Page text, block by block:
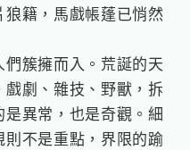
籍，馬戲帳蓬已悄然
簇擁而入。荒誕的天
劇、雜技、野獸，拆
異常，也是奇觀。細
不是重點，界限的踰